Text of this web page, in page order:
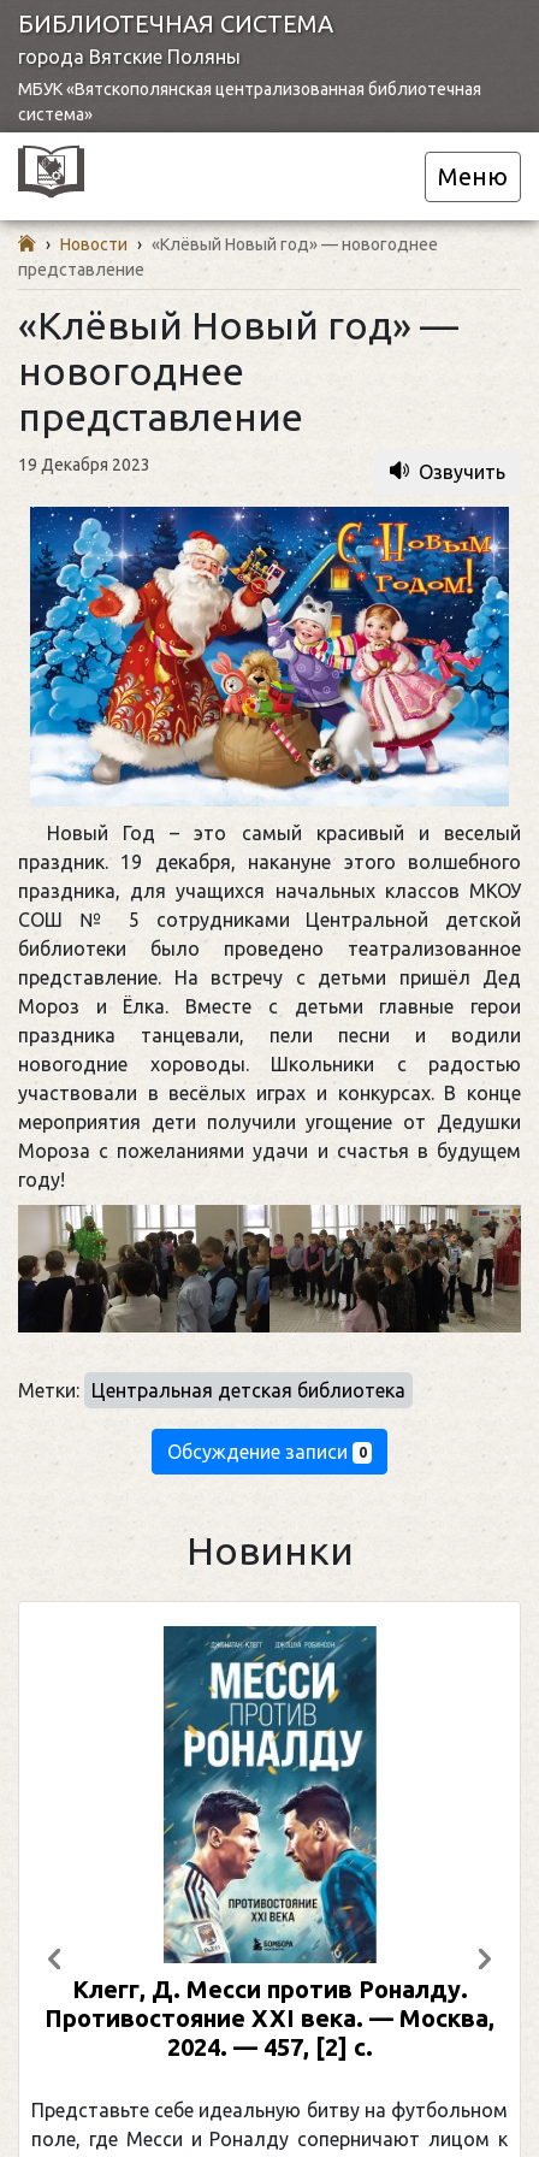
БИБЛИОТЕЧНАЯ СИСТЕМА
города Вятские Поляны
МБУК «Вятскополянская централизованная библиотечная
система»
Меню
› Новости › «Клёвый Новый год» — новогоднее
представление
«Клёвый Новый год» —
новогоднее
представление
19 Декабря 2023 Озвучить
Новый Год – это самый красивый и веселый
праздник. 19 декабря, накануне этого волшебного
праздника, для учащихся начальных классов МКОУ
СОШ № 5 сотрудниками Центральной детской
библиотеки было проведено театрализованное
представление. На встречу с детьми пришёл Дед
Мороз и Ёлка. Вместе с детьми главные герои
праздника танцевали, пели песни и водили
новогодние хороводы. Школьники с радостью
участвовали в весёлых играх и конкурсах. В конце
мероприятия дети получили угощение от Дедушки
Мороза с пожеланиями удачи и счастья в будущем
году!
Метки: Центральная детская библиотека
Обсуждение записи 0
Новинки
Клегг, Д. Месси против Роналду.
Противостояние XXI века. — Москва,
2024. — 457, [2] с.
Представьте себе идеальную битву на футбольном
поле, где Месси и Роналду соперничают лицом к
Предыдущий